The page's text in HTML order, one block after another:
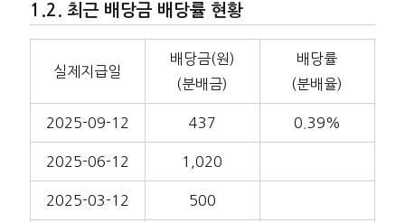
최근 배당금 배당률 현황
실제지급일
배당금(원)
(분배금)
배당률
(분배율)
2025-09-12 437 0.39%
2025-06-12 1,020
2025-03-12 500